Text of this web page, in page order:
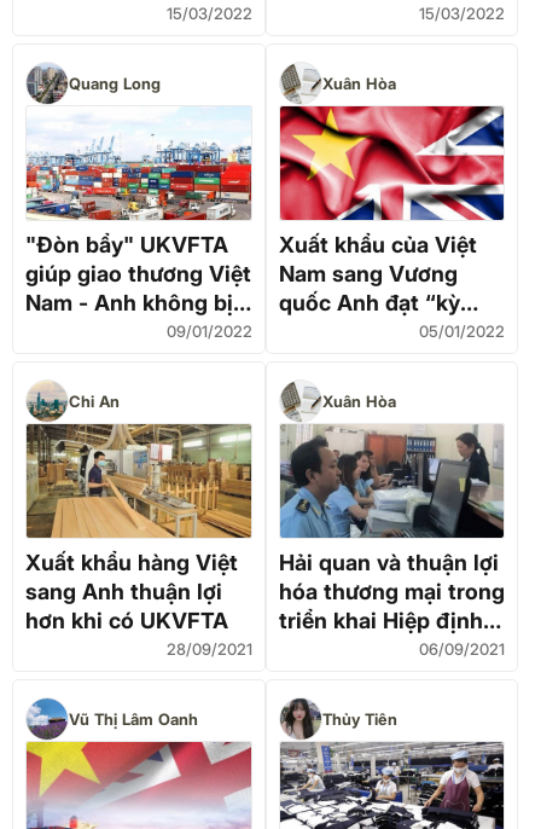
Nam và Anh đạt 6,6
15/03/2022
Hiệp định UKVFTA
15/03/2022
Quang Long
"Đòn bẩy" UKVFTA
giúp giao thương Việt
Nam - Anh không bị
09/01/2022
Xuân Hòa
Xuất khẩu của Việt
Nam sang Vương
quốc Anh đạt “kỳ
tích” nhờ đòn bẩy từ
05/01/2022
Chi An
Xuất khẩu hàng Việt
sang Anh thuận lợi
hơn khi có UKVFTA
28/09/2021
Xuân Hòa
Hải quan và thuận lợi
hóa thương mại trong
triển khai Hiệp định
06/09/2021
Vũ Thị Lâm Oanh Thủy Tiên